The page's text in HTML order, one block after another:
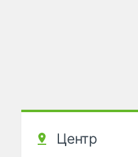
Центр